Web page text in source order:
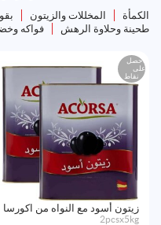
الكمأة المخللات والزيتون
طحينة وحلاوة الرهش
فواكه
احصل
على
نقاط
زيتون أسود مع النواه من اكورسا
2pcsx5kg